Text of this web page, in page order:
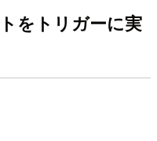
をトリガーに実